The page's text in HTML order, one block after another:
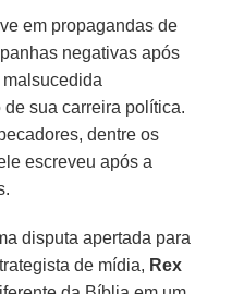
em propagandas de
negativas após
sua carreira política.
dentre os
escreveu após a
disputa apertada para
de mídia, Rex